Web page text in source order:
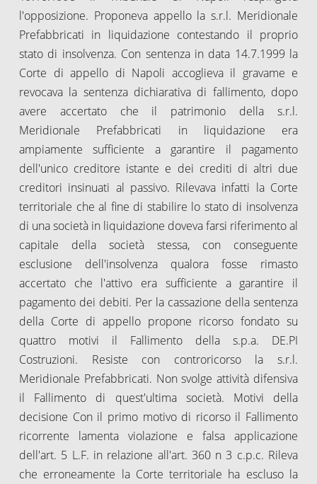
l'opposizione. Proponeva appello la s.r.l. Meridionale
Prefabbricati in liquidazione contestando il proprio
stato di insolvenza. Con sentenza in data 14.7.1999 la
Corte di appello di Napoli accoglieva il gravame e
revocava la sentenza dichiarativa di fallimento, dopo
avere accertato che il patrimonio della s.r.l.
Meridionale Prefabbricati in liquidazione era
ampiamente sufficiente a garantire il pagamento
dell'unico creditore istante e dei crediti di altri due
creditori insinuati al passivo. Rilevava infatti la Corte
territoriale che al fine di stabilire lo stato di insolvenza
di una società in liquidazione doveva farsi riferimento al
capitale della società stessa, con conseguente
esclusione dell'insolvenza qualora fosse rimasto
accertato che l'attivo era sufficiente a garantire il
pagamento dei debiti. Per la cassazione della sentenza
della Corte di appello propone ricorso fondato su
quattro motivi il Fallimento della s.p.a. DE.PI
Costruzioni. Resiste con controricorso la s.r.l.
Meridionale Prefabbricati. Non svolge attività difensiva
il Fallimento di quest'ultima società. Motivi della
decisione Con il primo motivo di ricorso il Fallimento
ricorrente lamenta violazione e falsa applicazione
dell'art. 5 L.F. in relazione all'art. 360 n 3 c.p.c. Rileva
che erroneamente la Corte territoriale ha escluso la